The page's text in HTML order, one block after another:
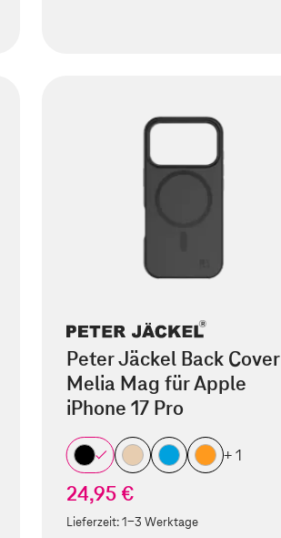
Peter Jäckel Back Cover
Melia Mag für Apple
iPhone 17 Pro
+ 1
24,95 €
Lieferzeit:1-3 Werktage